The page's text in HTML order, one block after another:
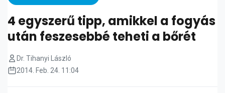
4 egyszerű tipp, amikkel a fogyás
után feszesebbé teheti a bőrét
Dr. Tihanyi László
2014. Feb. 24. 11:04